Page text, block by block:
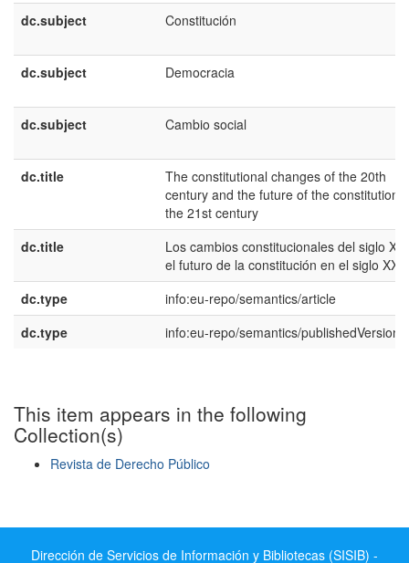
dc.subject Constitución
dc.subject Democracia
dc.subject Cambio social
dc.title
The constitutional changes of the 20th
century and the future of the constitution
the 21st century
dc.title
Los cambios constitucionales del siglo XX
el futuro de la constitución en el siglo XXI
dc.type
info:eu-repo/semantics/article
dc.type
info:eu-repo/semantics/publishedVersion
This item appears in the following
Collection(s)
Revista de Derecho Público
Dirección de Servicios de Información y Bibliotecas (SISIB) -